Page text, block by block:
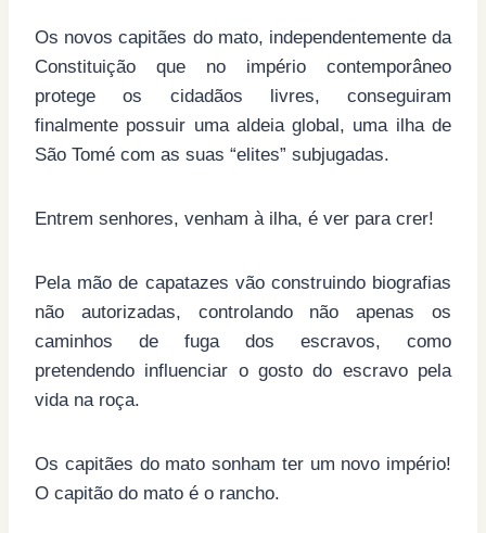
Os novos capitães do mato, independentemente da
Constituição que no império contemporâneo
protege os cidadãos livres, conseguiram
finalmente possuir uma aldeia global, uma ilha de
São Tomé com as suas “elites” subjugadas.
Entrem senhores, venham à ilha, é ver para crer!
Pela mão de capatazes vão construindo biografias
não autorizadas, controlando não apenas os
caminhos de fuga dos escravos, como
pretendendo influenciar o gosto do escravo pela
vida na roça.
Os capitães do mato sonham ter um novo império!
O capitão do mato é o rancho.